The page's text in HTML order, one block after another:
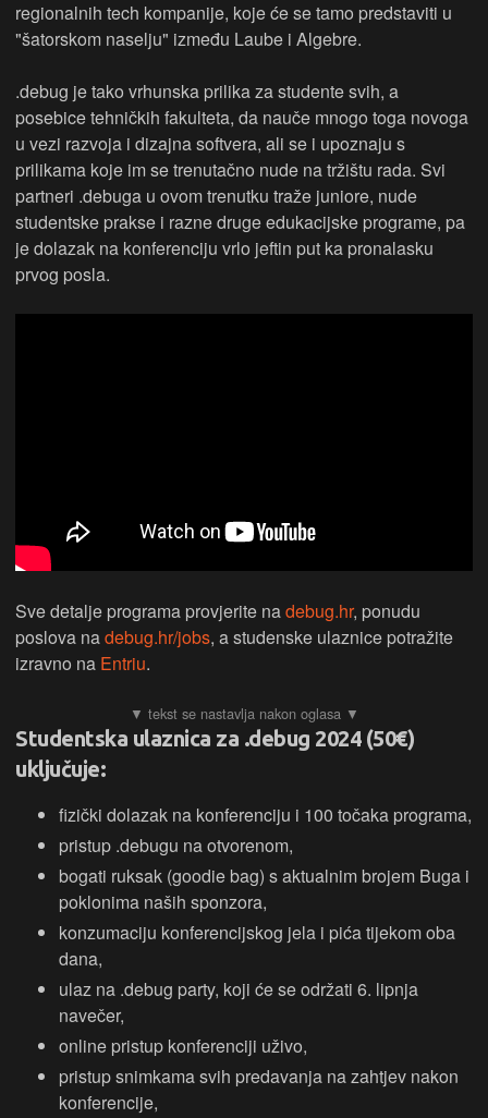
regionalnih tech kompanije, koje će se tamo predstaviti u
"šatorskom naselju" između Laube i Algebre.
.debug je tako vrhunska prilika za studente svih, a
posebice tehničkih fakulteta, da nauče mnogo toga novoga
u vezi razvoja i dizajna softvera, ali se i upoznaju s
prilikama koje im se trenutačno nude na tržištu rada. Svi
partneri .debuga u ovom trenutku traže juniore, nude
studentske prakse i razne druge edukacijske programe, pa
je dolazak na konferenciju vrlo jeftin put ka pronalasku
prvog posla.
Sve detalje programa provjerite nadebug.hr, ponudu
poslova nadebug.hr/jobs, a studenske ulaznice potražite
izravno na Entriu.
Studentska ulaznica za .debug 2024 (50€)
uključuje:
fizički dolazak na konferenciju i 100 točaka programa,
pristup .debugu na otvorenom,
bogati ruksak (goodie bag) s aktualnim brojem Buga i
poklonima naših sponzora,
konzumaciju konferencijskog jela i pića tijekom oba
dana,
ulaz na .debug party, koji će se održati 6. lipnja
navečer,
online pristup konferenciji uživo,
pristup snimkama svih predavanja na zahtjev nakon
konferencije,